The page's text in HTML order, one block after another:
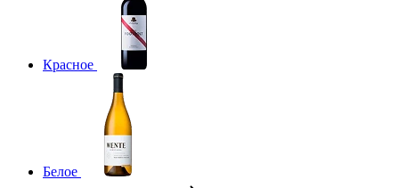
Красное
Белое